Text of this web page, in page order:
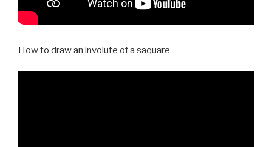
How to draw an involute of a saquare